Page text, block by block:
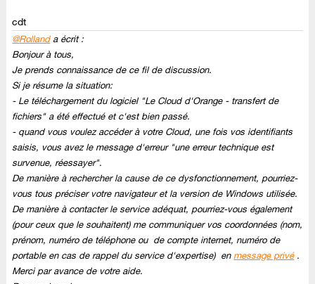
cdt
@Rollanda écrit :
Bonjour à tous,
Je prends connaissance de ce fil de discussion.
Si je résume la situation:
- Le téléchargement du logiciel "Le Cloud d'Orange - transfert de
fichiers" a été effectué et c'est bien passé.
- quand vous voulez accéder à votre Cloud, une fois vos identifiants
saisis, vous avez le message d'erreur "une erreur technique est
survenue, réessayer".
De manière à rechercher la cause de ce dysfonctionnement, pourriez-
vous tous préciser votre navigateur et la version de Windows utilisée.
De manière à contacter le service adéquat, pourriez-vous également
(pour ceux que le souhaitent) me communiquer vos coordonnées (nom,
prénom, numéro de téléphone ou de compte internet, numéro de
portable en cas de rappel du service d'expertise) en message privé.
Merci par avance de votre aide.